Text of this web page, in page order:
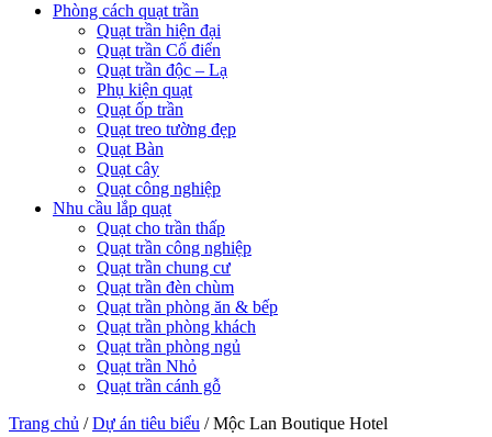
Phòng cách quạt trần
Quạt trần hiện đại
Quạt trần Cổ điển
Quạt trần độc – Lạ
Phụ kiện quạt
Quạt ốp trần
Quạt treo tường đẹp
Quạt Bàn
Quạt cây
Quạt công nghiệp
Nhu cầu lắp quạt
Quạt cho trần thấp
Quạt trần công nghiệp
Quạt trần chung cư
Quạt trần đèn chùm
Quạt trần phòng ăn & bếp
Quạt trần phòng khách
Quạt trần phòng ngủ
Quạt trần Nhỏ
Quạt trần cánh gỗ
Trang chủ /Dự án tiêu biểu /Mộc Lan Boutique Hotel